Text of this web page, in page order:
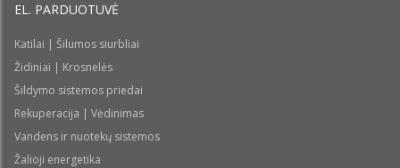
EL. PARDUOTUVĖ
Katilai | Šilumos siurbliai
Židiniai | Krosnelės
Šildymo sistemos priedai
Rekuperacija | Vėdinimas
Vandens ir nuotekų sistemos
Žalioji energetika